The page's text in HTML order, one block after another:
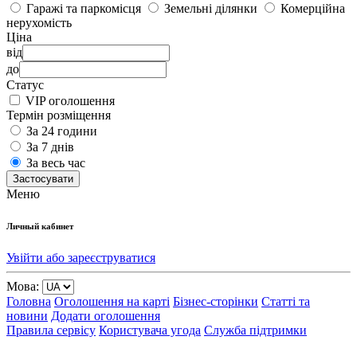
Гаражі та паркомісця
Земельні ділянки
Комерційна
нерухомість
Ціна
від
до
Статус
VIP оголошення
Термін розміщення
За 24 години
За 7 днів
За весь час
Застосувати
Меню
Личный кабинет
Увійти або зареєструватися
Мова:
Головна Оголошення на карті Бізнес-сторінки Статті та
новини Додати оголошення
Правила сервісу Користувача угода Служба підтримки